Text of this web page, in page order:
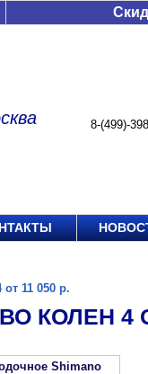
8-(499)-
11 050 р.
КОЛЕН 4
Shimano